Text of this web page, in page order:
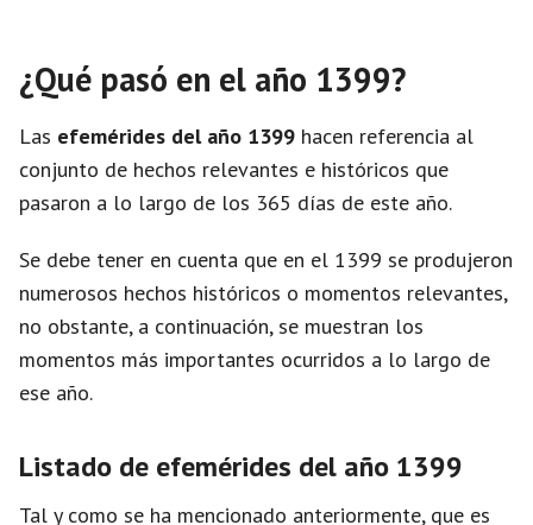
¿Qué pasó en el año 1399?
Las efemérides del año 1399 hacen referencia al
conjunto de hechos relevantes e históricos que
pasaron a lo largo de los 365 días de este año.
Se debe tener en cuenta que en el 1399 se produjeron
numerosos hechos históricos o momentos relevantes,
no obstante, a continuación, se muestran los
momentos más importantes ocurridos a lo largo de
ese año.
Listado de efemérides del año 1399
Tal y como se ha mencionado anteriormente, que es